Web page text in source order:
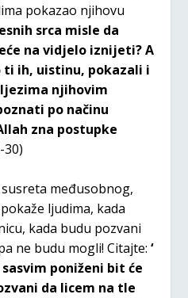
pokazao njihovu
srca misle da
na vidjelo iznijeti? A
ti ih, uistinu, pokazali i
njihovim
po načinu
zna postupke
međusobnog,
ljudima, kada
kada budu pozvani
ne budu mogli! Citajte:‘
poniženi bit će
da licem na tle